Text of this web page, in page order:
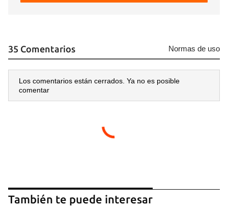
35 Comentarios Normas de uso
Los comentarios están cerrados. Ya no es posible
comentar
También te puede interesar